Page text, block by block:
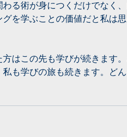
る術が身につくだけでなく
を学ぶことの価値だと私は思
はこの先も学びが続きます
も学びの旅も続きます。ど